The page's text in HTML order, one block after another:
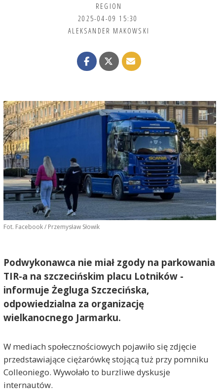
REGION
2025-04-09 15:30
ALEKSANDER MAKOWSKI
Fot. Facebook / Przemysław Słowik
Podwykonawca nie miał zgody na parkowania
TIR-a na szczecińskim placu Lotników -
informuje Żegluga Szczecińska,
odpowiedzialna za organizację
wielkanocnego Jarmarku.
W mediach społecznościowych pojawiło się zdjęcie
przedstawiające ciężarówkę stojącą tuż przy pomniku
Colleoniego. Wywołało to burzliwe dyskusje
internautów.